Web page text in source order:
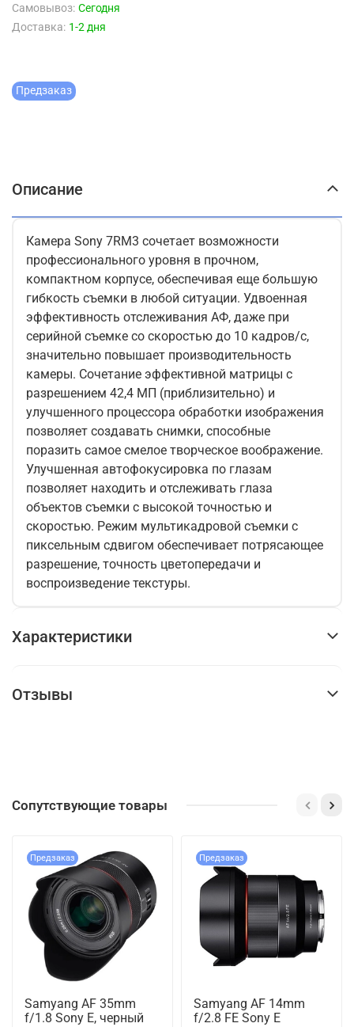
Предзаказ
Самовывоз: Сегодня
Доставка: 1-2 дня
Описание
Камера Sony 7RM3 сочетает возможности
профессионального уровня в прочном,
компактном корпусе, обеспечивая еще большую
гибкость съемки в любой ситуации. Удвоенная
эффективность отслеживания АФ, даже при
серийной съемке со скоростью до 10 кадров/с,
значительно повышает производительность
камеры. Сочетание эффективной матрицы с
разрешением 42,4 МП (приблизительно) и
улучшенного процессора обработки изображения
позволяет создавать снимки, способные
поразить самое смелое творческое воображение.
Улучшенная автофокусировка по глазам
позволяет находить и отслеживать глаза
объектов съемки с высокой точностью и
скоростью. Режим мультикадровой съемки с
пиксельным сдвигом обеспечивает потрясающее
разрешение, точность цветопередачи и
воспроизведение текстуры.
Характеристики
Отзывы
Сопутствующие товары
Предзаказ
Samyang AF 35mm
f/1.8 Sony E, черный
Предзаказ
Samyang AF 14mm
f/2.8 FE Sony E